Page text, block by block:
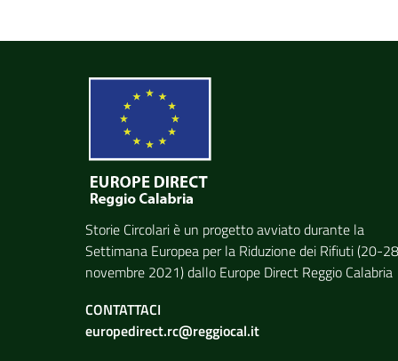
Storie Circolari è un progetto avviato durante la
Settimana Europea per la Riduzione dei Rifiuti(20-28
novembre 2021) dallo Europe Direct Reggio Calabria
CONTATTACI
europedirect.rc@reggiocal.it